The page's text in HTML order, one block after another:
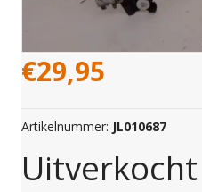
€29,95
Artikelnummer: JL010687
Uitverkocht